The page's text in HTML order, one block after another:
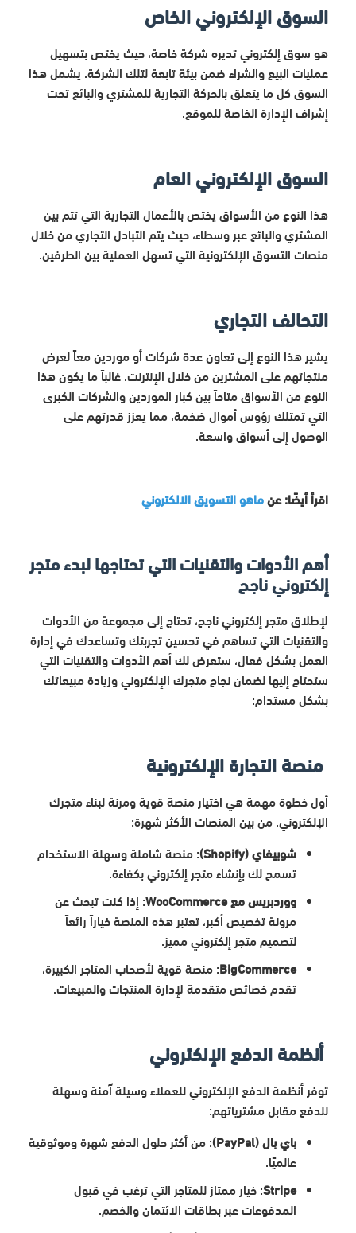
السوق الإلكتروني الخاص
هو سوق إلكتروني تديره شركة خاصة، حيث يختص بتسهيل
عمليات البيع والشراء ضمن بيئة تابعة لتلك الشركة. يشمل هذا
السوق كل ما يتعلق بالحركة التجارية للمشتري والبائع تحت
إشراف الإدارة الخاصة للموقع.
السوق الإلكتروني العام
هذا النوع من الأسواق يختص بالأعمال التجارية التي تتم بين
المشتري والبائع عبر وسطاء، حيث يتم التبادل التجاري من خلال
منصات التسوق الإلكترونية التي تسهل العملية بين الطرفين.
التحالف التجاري
يشير هذا النوع إلى تعاون عدة شركات أو موردين معاً لعرض
منتجاتهم على المشترين من خلال الإنترنت. غالباً ما يكون هذا
النوع من الأسواق متاحاً بين كبار الموردين والشركات الكبرى
التي تمتلك رؤوس أموال ضخمة، مما يعزز قدرتهم على
الوصول إلى أسواق واسعة.
اقرأ أيضًا: عنماهو التسويق الالكتروني
أهم الأدوات والتقنيات التي تحتاجها لبدء متجر
إلكتروني ناجح
لإطلاق متجر إلكتروني ناجح، تحتاج إلى مجموعة من الأدوات
والتقنيات التي تساهم في تحسين تجربتك وتساعدك في إدارة
العمل بشكل فعال، ستعرض لك أهم الأدوات والتقنيات التي
ستحتاج إليها لضمان نجاح متجرك الإلكتروني وزيادة مبيعاتك
بشكل مستدام:
منصة التجارة الإلكترونية
أول خطوة مهمة هي اختيار منصة قوية ومرنة لبناء متجرك
الإلكتروني. من بين المنصات الأكثر شهرة:
شوبيفاي (Shopify)
: منصة شاملة وسهلة الاستخدام
تسمح لك بإنشاء متجر إلكتروني بكفاءة.
ووردبريس مع WooCommerce
: إذا كنت تبحث عن
مرونة تخصيص أكبر، تعتبر هذه المنصة خياراً رائعاً
لتصميم متجر إلكتروني مميز.
BigCommerce: منصة قوية لأصحاب المتاجر الكبيرة،
تقدم خصائص متقدمة لإدارة المنتجات والمبيعات.
أنظمة الدفع الإلكتروني
توفر أنظمة الدفع الإلكتروني للعملاء وسيلة آمنة وسهلة
للدفع مقابل مشترياتهم:
باي بال (PayPal)
: من أكثر حلول الدفع شهرة وموثوقية
عالميًا.
Stripe: خيار ممتاز للمتاجر التي ترغب في قبول
المدفوعات عبر بطاقات الائتمان والخصم.